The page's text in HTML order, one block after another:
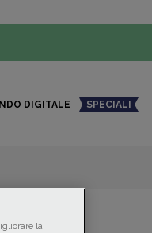
DIGITALE SPECIALI
la